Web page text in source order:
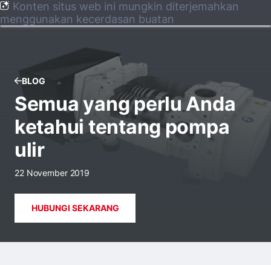
Konten situs web ini mungkin diterjemahkan
menggunakan kecerdasan buatan
BLOG
Semua yang perlu Anda
ketahui tentang pompa
ulir
22 November 2019
HUBUNGI SEKARANG